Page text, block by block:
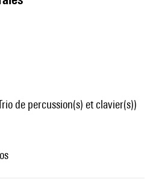
de percussion(s) et clavier(s))